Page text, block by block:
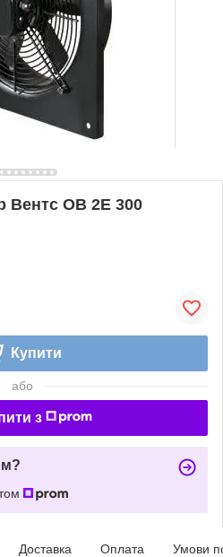
Вентс ОВ 2Е 300
Купити
або
з
Доставка Оплата Умови